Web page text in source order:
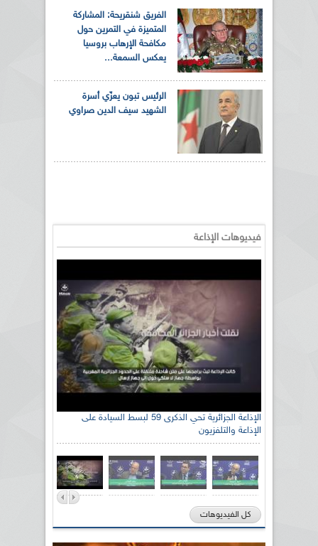
الفريق شنقريحة: المشاركة
المتميزة في التمرين حول
مكافحة الإرهاب بروسيا
يعكس السمعة...
الرئيس تبون يعزّي أسرة
الشهيد سيف الدين صراوي
فيديوهات الإذاعة
الإذاعة الجزائرية تحي الذكرى 59 لبسط السيادة على
الإذاعة والتلفزيون
كل الفيديوهات